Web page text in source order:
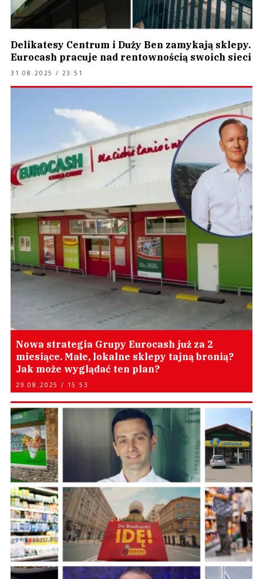
Delikatesy Centrum i Duży Ben zamykają sklepy.
Eurocash pracuje nad rentownością swoich sieci
31.08.2025 / 23:51
Nowa strategia Grupy Eurocash już za 2
miesiące. Małe, lokalne sklepy tajną bronią?
Jak może wyglądać ten plan?
29.08.2025 / 15:53